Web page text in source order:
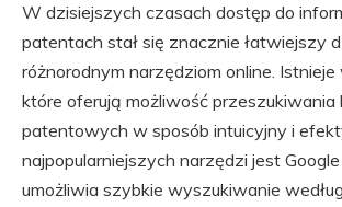
W dzisiejszych czasach dostęp do
patentach stał się znacznie łatwiejszy
różnorodnym narzędziom online.
które oferują możliwość przeszukiwania
patentowych w sposób intuicyjny i
najpopularniejszych narzędzi jest
umożliwia szybkie wyszukiwanie